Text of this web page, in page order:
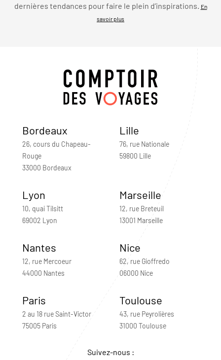
dernières tendances pour faire le plein d’inspirations.
En
savoir plus
Bordeaux
26, cours du Chapeau-
Rouge
33000 Bordeaux
Lille
76, rue Nationale
59800 Lille
Lyon
10, quai Tilsitt
69002 Lyon
Marseille
12, rue Breteuil
13001 Marseille
Nantes
12, rue Mercoeur
44000 Nantes
Nice
62, rue Gioffredo
06000 Nice
Paris
2 au 18 rue Saint-Victor
75005 Paris
Toulouse
43, rue Peyrolières
31000 Toulouse
Suivez-nous :